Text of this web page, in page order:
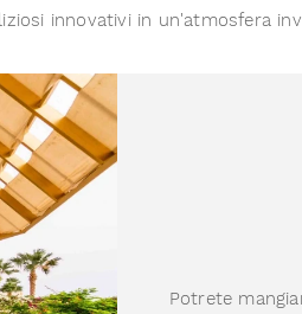
innovativi in un'atmosfera
Potrete